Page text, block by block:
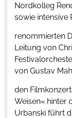
Nordkolleg
sowie intensive
renommierten
Leitung von
von Gustav
den
Weisen« hinter
Urbanski führt